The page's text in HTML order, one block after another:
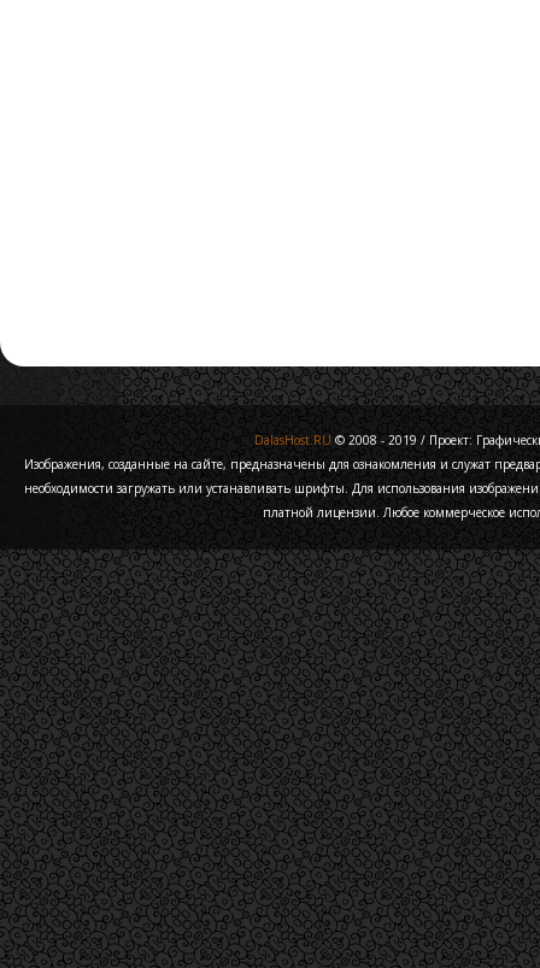
DalasHost.RU © 2008 - 2019 / Проект:
Изображения, созданные на сайте, предназначены для ознакомления и служат
необходимости загружать или устанавливать шрифты. Для использования
платной лицензии. Любое коммерческое